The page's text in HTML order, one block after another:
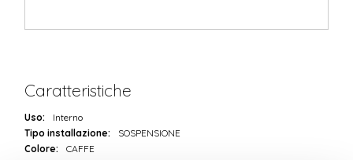
Caratteristiche
Uso:
Interno
Tipo installazione:
SOSPENSIONE
Colore:
CAFFE